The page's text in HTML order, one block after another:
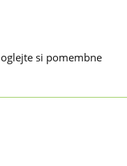
si pomembne